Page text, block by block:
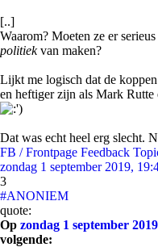
[..]
Waarom? Moeten ze er serieus
politiekvan maken?
Lijkt me logisch dat de
en heftiger zijn als Mark Rutte
Dat was echt heel erg slecht.
FB / Frontpage Feedback
zondag 1 september 2019,
3
#ANONIEM
quote:
Op zondag 1 september
volgende: